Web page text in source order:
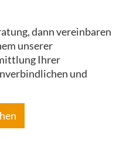
dann vereinbaren
unserer
Ihrer
und